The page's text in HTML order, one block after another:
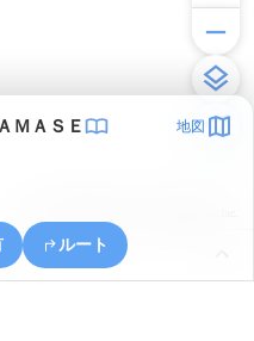
ＭＡＳＥ 地図
ルート